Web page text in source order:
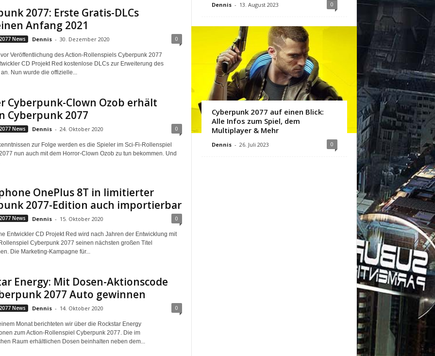
2077: Erste Gratis-DLCs
Anfang 2021
News Dennis - 30. Dezember 2020 0
Veröffentlichung des Action-Rollenspiels Cyberpunk 2077
CD Projekt Red kostenlose DLCs zur Erweiterung des
Nun wurde die offizielle...
Cyberpunk-Clown Ozob erhält
Cyberpunk 2077
News Dennis - 24. Oktober 2020 0
zur Folge werden es die Spieler im Sci-Fi-Rollenspiel
nun auch mit dem Horror-Clown Ozob zu tun bekommen. Und
OnePlus 8T in limitierter
2077-Edition auch importierbar
News Dennis - 15. Oktober 2020 0
Entwickler CD Projekt Red wird nach Jahren der Entwicklung mit
Cyberpunk 2077 seinen nächsten großen Titel
Die Marketing-Kampagne für...
Energy: Mit Dosen-Aktionscode
2077 Auto gewinnen
News Dennis - 14. Oktober 2020 0
Monat berichteten wir über die Rockstar Energy
zum Action-Rollenspiel Cyberpunk 2077. Die im
Raum erhältlichen Dosen beinhalten neben dem...
Dennis - 13. August 2023 0
Cyberpunk 2077 auf einen Blick:
Alle Infos zum Spiel, dem
Multiplayer & Mehr
Dennis - 26. Juli 2023 0